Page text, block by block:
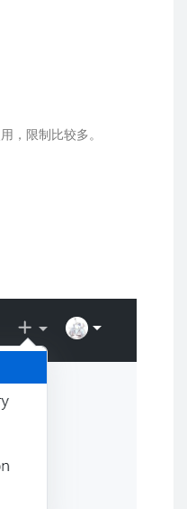
，限制比较多。